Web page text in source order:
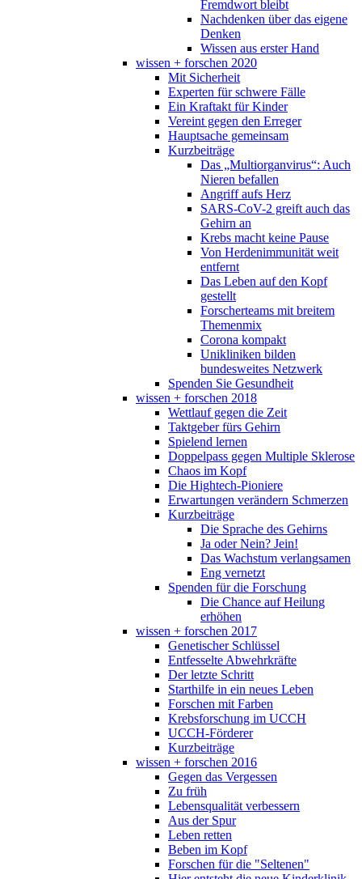
Fremdwort bleibt
Nachdenken über das eigene
Denken
Wissen aus erster Hand
wissen + forschen 2020
Mit Sicherheit
Experten für schwere Fälle
Ein Kraftakt für Kinder
Vereint gegen den Erreger
Hauptsache gemeinsam
Kurzbeiträge
Das „Multiorganvirus“: Auch
Nieren befallen
Angriff aufs Herz
SARS-CoV-2 greift auch das
Gehirn an
Krebs macht keine Pause
Von Herdenimmunität weit
entfernt
Das Leben auf den Kopf
gestellt
Forscherteams mit breitem
Themenmix
Corona kompakt
Unikliniken bilden
bundesweites Netzwerk
Spenden Sie Gesundheit
wissen + forschen 2018
Wettlauf gegen die Zeit
Taktgeber fürs Gehirn
Spielend lernen
Doppelpass gegen Multiple Sklerose
Chaos im Kopf
Die Hightech-Pioniere
Erwartungen verändern Schmerzen
Kurzbeiträge
Die Sprache des Gehirns
Ja oder Nein? Jein!
Das Wachstum verlangsamen
Eng vernetzt
Spenden für die Forschung
Die Chance auf Heilung
erhöhen
wissen + forschen 2017
Genetischer Schlüssel
Entfesselte Abwehrkräfte
Der letzte Schritt
Starthilfe in ein neues Leben
Forschen mit Farben
Krebsforschung im UCCH
UCCH-Förderer
Kurzbeiträge
wissen + forschen 2016
Gegen das Vergessen
Zu früh
Lebensqualität verbessern
Aus der Spur
Leben retten
Beben im Kopf
Forschen für die "Seltenen"